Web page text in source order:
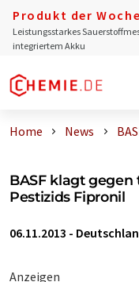
Produkt der Woche
Leistungsstarkes
integriertem Akku
Home News
BASF klagt gegen
Pestizids Fipronil
06.11.2013 -
Anzeigen